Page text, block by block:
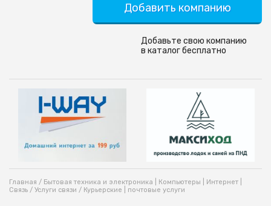
Добавить компанию
Добавьте свою компанию
в каталог бесплатно
Главная / Бытовая техника и электроника | Компьютеры | Интернет |
Связь / Услуги связи / Курьерские | почтовые услуги